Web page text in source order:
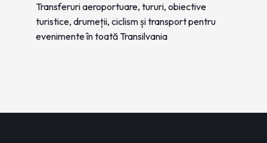
Transferuri aeroportuare, tururi, obiective
turistice, drumeții, ciclism și transport pentru
evenimente în toată Transilvania